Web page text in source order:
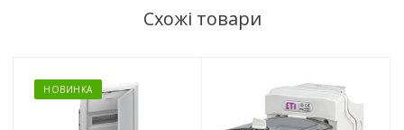
Схожі товари
НОВИНКА